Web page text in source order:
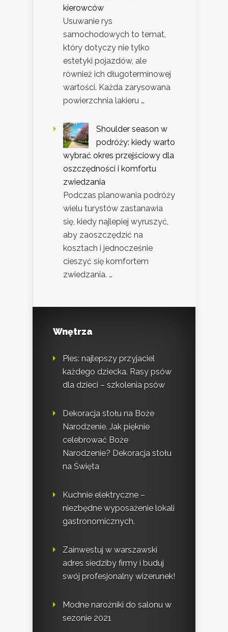
kierowców
Usuwanie rys
samochodowych to temat,
który dotyczy nie tylko
estetyki pojazdów, ale
również ich długoterminowej
wartości. Każda zarysowana
powierzchnia lakieru …
Shoulder season w
podróży: kiedy warto
wybrać okres przejściowy dla
oszczędności i komfortu
zwiedzania
Podczas planowania podróży
wielu turystów zastanawia
się, kiedy najlepiej wyruszyć,
aby zaoszczędzić na
kosztach i jednocześnie
cieszyć się komfortem
zwiedzania. …
Wnętrza
Pies: najlepszy przyjaciel
każdego dziecka. Rasy psów
dla dzieci – szkolenia psów
Dekoracja stołu na Boże
Narodzenie. Jak pięknie
celebrować Boże
Narodzenie? Dekoracja stołu
na Święta
Kuchnie elektryczne –
niezbędne wyposażenie lokali
gastronomicznych.
Zainwestuj w warszawski
adres siedziby firmy i buduj
swój profesjonalny wizerunek!
Modne narożniki do salonu w
sezonie 2021